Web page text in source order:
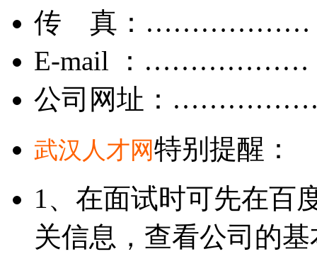
传 真：………………
E-mail ：………………
公司网址：
武汉人才网特别提醒：
1、在面试时可先在百
关信息，查看公司的